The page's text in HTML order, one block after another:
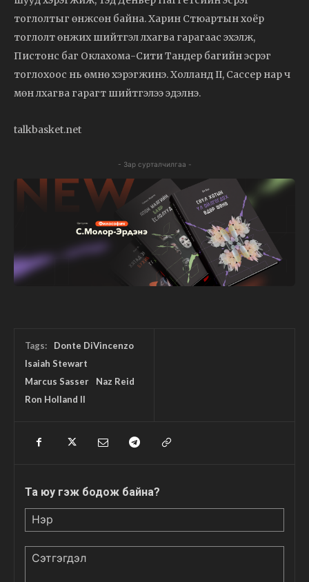
тоглолтыг өнжсөн байна. Харин Стюартын хоёр
тоглолт өнжих шийтгэл лхагва гарагаас эхэлж,
Пистонс баг Оклахома-Сити Тандер багийн эсрэг
тоглохоос нь өмнө хэрэгжинэ. Холланд II, Сассер нар ч
мөн лхагва гарагт шийтгэлээ эдэлнэ.
talkbasket.net
- Зар сурталчилгаа -
Tags:
Donte DiVincenzo
Isaiah Stewart
Marcus Sasser
Naz Reid
Ron Holland II
Та юу гэж бодож байна?